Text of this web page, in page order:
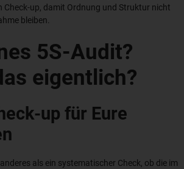
Check-up, damit Ordnung und Struktur nicht
bleiben.
5S-Audit?
eigentlich?
up für Eure
als ein systematischer Check, ob die im